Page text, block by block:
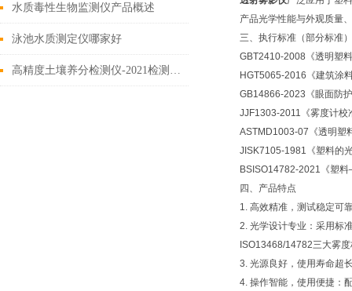
水质毒性生物监测仪产品概述
泳池水质测定仪哪家好
高精度土壤养分检测仪-2021检测土壤的专业仪器
产品光学性能与外观质量
三、执行标准（部分标准）
GBT2410-2008《透明塑
HGT5065-2016《建筑涂
GB14866-2023《眼面防
JJF1303-2011《雾度计校
ASTMD1003-07《透明塑
JISK7105-1981《塑料的
BSISO14782-2021《塑
四、产品特点
1. 高效精准，测试稳定可
2. 光学设计专业：采用标
ISO13468/14782三大雾
3. 光源良好，使用寿命超
4. 操作智能，使用便捷：